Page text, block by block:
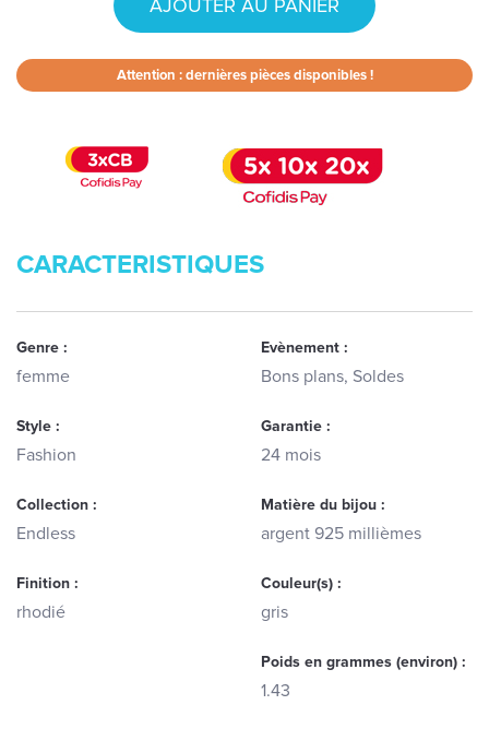
AJOUTER AU PANIER
Attention : dernières pièces disponibles !
CARACTERISTIQUES
Genre :
femme
Evènement :
Bons plans, Soldes
Style :
Fashion
Garantie :
24 mois
Collection :
Endless
Matière du bijou :
argent 925 millièmes
Finition :
rhodié
Couleur(s) :
gris
Poids en grammes (environ) :
1.43